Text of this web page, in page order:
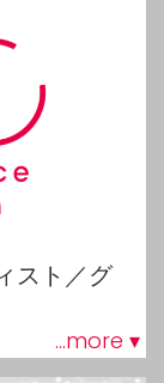
スト／グ
...more ▾